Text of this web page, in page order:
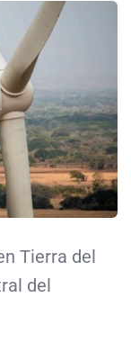
Tierra del
del